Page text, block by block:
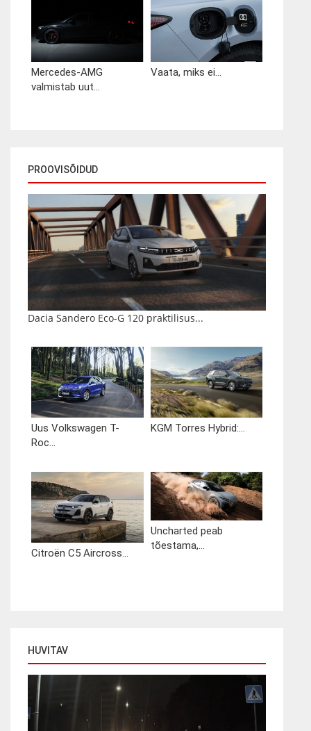
Mercedes-AMG
valmistab uut...
Vaata, miks ei...
PROOVISÕIDUD
Dacia Sandero Eco-G 120 praktilisus...
Uus Volkswagen T-
Roc...
KGM Torres Hybrid:...
Citroën C5 Aircross...
Uncharted peab
tõestama,...
HUVITAV